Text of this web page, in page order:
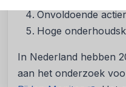
Onvoldoende
Hoge
In Nederland hebben
aan het onderzoek